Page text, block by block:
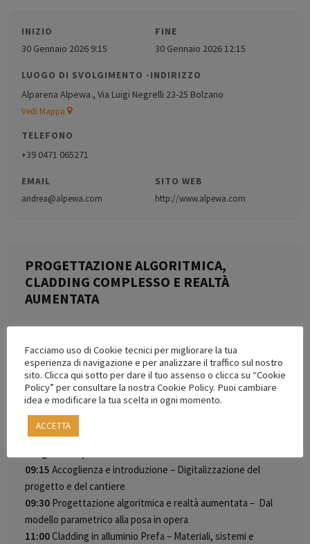
INIZIO
30 Gennaio 2026 9:15
FINE
30 Gennaio 2026 12:15
LUOGO DI SVOLGIMENTO -INDIRIZZO
Alparena Alpewa , Via Luigi Negrelli 23-25 Bolzano
Vedi Mappa
TELEFONO
+39 0471 065271
EMAIL
andrea@alpewa.com
SITO WEB
http://www.alpewa.com
PROGETTAZIONE ALGORITMICA,
CLADDING COMPLESSO E REALTÀ
AUMENTATA
PER COPERTURE E FACCIATE METALLICHE.
Alpewa vi invita a partecipare ad un’esperienza formativa
unica, con
Fuori KlimaHOUSE 2026 – INNOVATION DAYS (Replica
dell’evento del 29/01/2026
09:15 Accoglienza e introduzione – Digitalizzazione del
progetto e del cantiere
09:30 Progettazione algoritmica e realtà aumentata – Dal
modello parametrico alla posa in opera
11:00Cladding in alluminio Prefa – Materiali, sistemi e
Facciamo uso di Cookie tecnici per migliorare la tua
esperienza di navigazione e per analizzare il traffico sul nostro
sito. Clicca qui sotto per dare il tuo assenso o clicca su “Cookie
Policy” per consultare la nostra Cookie Policy. Puoi cambiare
idea e modificare la tua scelta in ogni momento.
ACCETTA